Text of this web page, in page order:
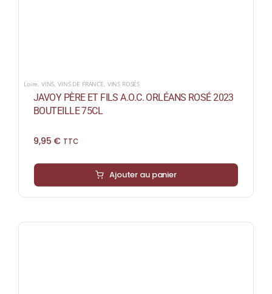
Loire VINS ,VINS DE FRANCE VINS ROSÉS
JAVOY PÈRE ET FILS A.O.C. ORLÉANS ROSÉ 2023
BOUTEILLE 75CL
9,95 € TTC
Ajouter au panier